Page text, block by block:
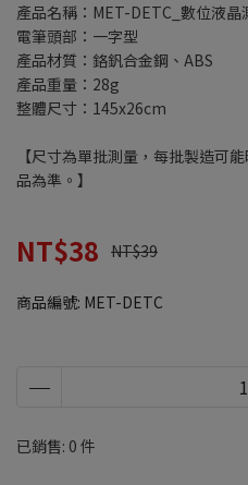
產品名稱：MET-DETC_數位液晶
電筆頭部：一字型
產品材質：鉻釩合金鋼、ABS
產品重量：28g
整體尺寸：145x26cm
【尺寸為單批測量，每批製造可
品為準。】
NT$38 NT$39
商品編號: MET-DETC
已銷售: 0 件